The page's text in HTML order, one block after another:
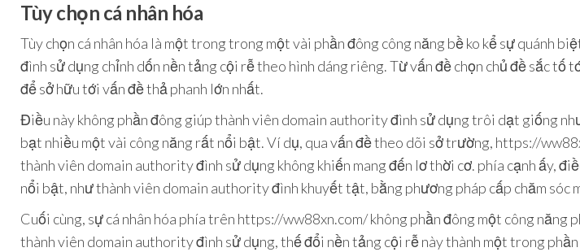
Tùy chọn cá nhân hóa
Tùy chọn cá nhân hóa là một trong trong một vài phần đông công năng bề ko kể sự quánh
đình sử dụng chỉnh dốn nền tảng cội rễ theo hình dáng riêng. Từ vấn đề chọn chủ đề sắc
để sở hữu tới vấn đề thả phanh lớn nhất.
Điều này không phần đông giúp thành viên domain authority đình sử dụng trôi dạt giống
bạt nhiều một vài công năng rất nổi bật. Ví dụ, qua vấn đề theo dõi sở trường, https://
thành viên domain authority đình sử dụng không khiến mang đến lơ thời cơ. phía cạnh ấy,
nổi bật, như thành viên domain authority đình khuyết tật, bằng phương pháp cấp chăm sóc
Cuối cùng, sự cá nhân hóa phía trên https://ww88xn.com/ không phần đông một công
thành viên domain authority đình sử dụng, thế đổi nền tảng cội rễ này thành một trong